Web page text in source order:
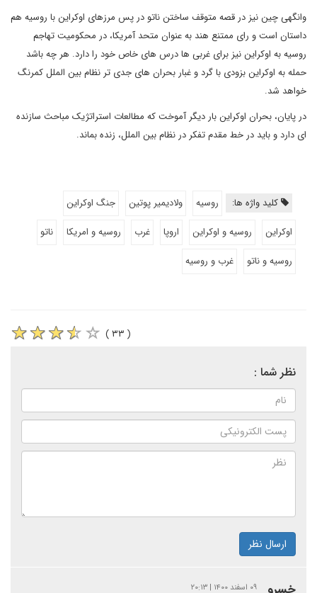
وانگهی چین نیز در قصه متوقف ساختن ناتو در پس مرزهای اوکراین با روسیه هم
داستان است و رای ممتنع هند به عنوان متحد آمریکا، در محکومیت تهاجم
روسیه به اوکراین نیز برای غربی ها درس های خاص خود را دارد. هر چه باشد
حمله به اوکراین بزودی با گرد و غبار بحران های جدی تر نظام بین الملل کمرنگ
خواهد شد.
در پایان، بحران اوکراین بار دیگر آموخت که مطالعات استراتژیک مباحث سازنده
ای دارد و باید در خط مقدم تفکر در نظام بین الملل، زنده بماند.
کلید واژه ها: روسیه ولادیمیر پوتین
جنگ اوکراین
اوکراین
روسیه و اوکراین اروپا غرب روسیه و امریکا
ناتو
روسیه و ناتو
غرب و روسیه
( ۳۳ )
نظر شما :
ارسال نظر
۰۹ اسفند ۱۴۰۰ | ۲۰:۱۳